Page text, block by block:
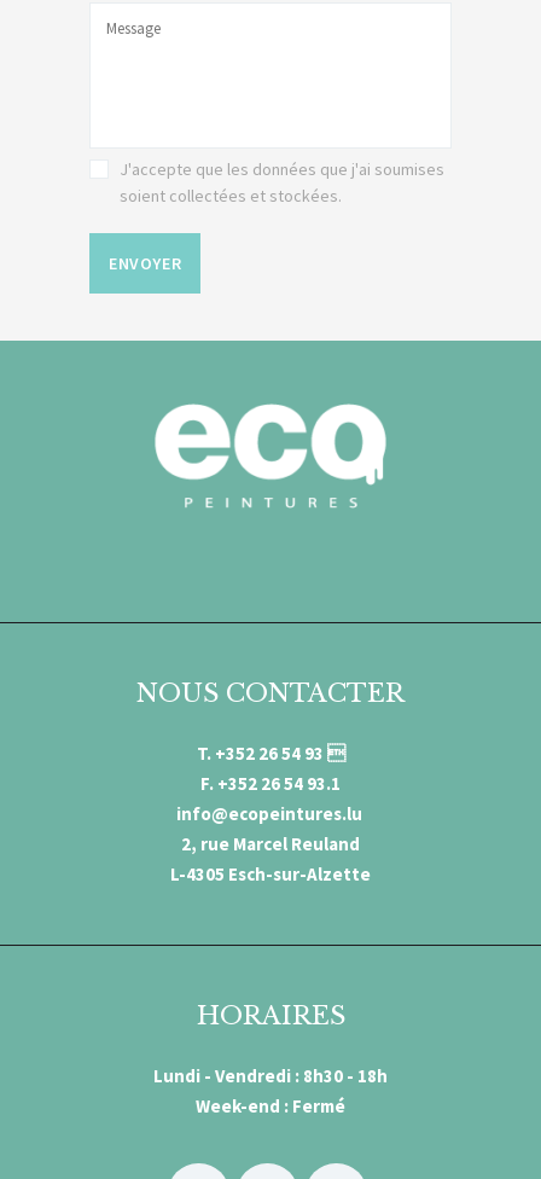
J'accepte que les données que j'ai soumises
soient collectées et stockées.
NOUS CONTACTER
T. +352 26 54 93 
F. +352 26 54 93.1
info@ecopeintures.lu
2, rue Marcel Reuland
L-4305 Esch-sur-Alzette
HORAIRES
Lundi - Vendredi : 8h30 - 18h
Week-end : Fermé